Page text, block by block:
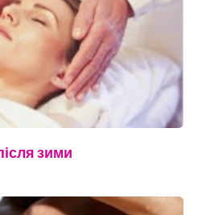
зими